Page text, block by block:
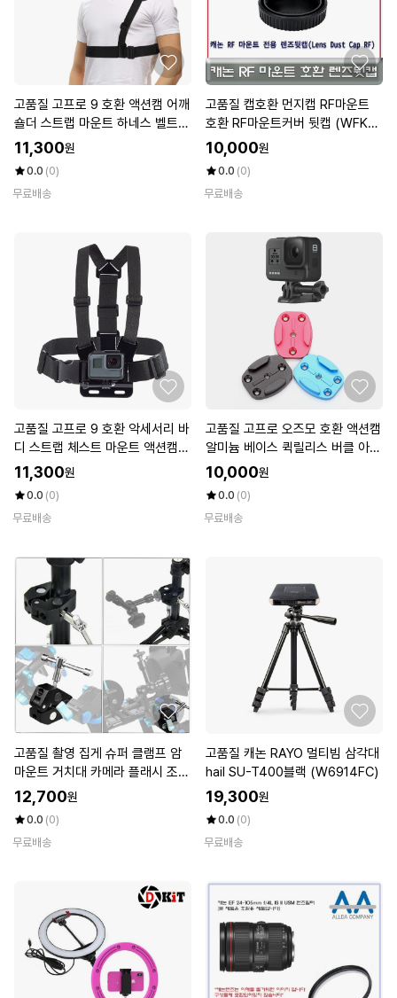
고품질 고프로 9 호환 액션캠 어깨
숄더 스트랩 마운트 하네스 벨트
(W77A1DE)
11,300원
0.0 (0)
무료배송
고품질 캡호환 먼지캡 RF마운트
호환 RF마운트커버 뒷캡 (WFKH
N4X)
10,000원
0.0 (0)
무료배송
고품질 고프로 9 호환 악세서리 바
디 스트랩 체스트 마운트 액션캠마
운트 (W77A1A5)
11,300원
0.0 (0)
무료배송
고품질 고프로 오즈모 호환 액션캠
알미늄 베이스 퀵릴리스 버클 아이
언 (W4CE86B)
10,000원
0.0 (0)
무료배송
고품질 촬영 집게 슈퍼 클램프 암
마운트 거치대 카메라 플래시 조명
(W4BDFE8)
12,700원
0.0 (0)
무료배송
고품질 캐논 RAYO 멀티빔 삼각대
hail SU-T400블랙 (W6914FC)
19,300원
0.0 (0)
무료배송